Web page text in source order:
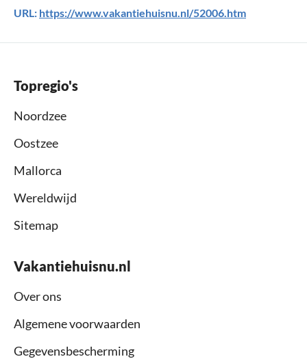
URL: https://www.vakantiehuisnu.nl/52006.htm
Topregio's
Noordzee
Oostzee
Mallorca
Wereldwijd
Sitemap
Vakantiehuisnu.nl
Over ons
Algemene voorwaarden
Gegevensbescherming